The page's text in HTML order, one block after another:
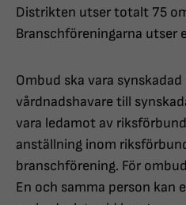
Distrikten utser totalt 75
Branschföreningarna utser
Ombud ska vara
vårdnadshavare till
vara ledamot av
anställning inom
branschförening. För
En och samma person kan